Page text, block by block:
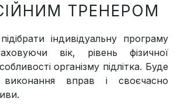
ТРЕНЕРОМ
індивідуальну програму
вік, рівень фізичної
організму підлітка. Буде
виконання вправ і своєчасно